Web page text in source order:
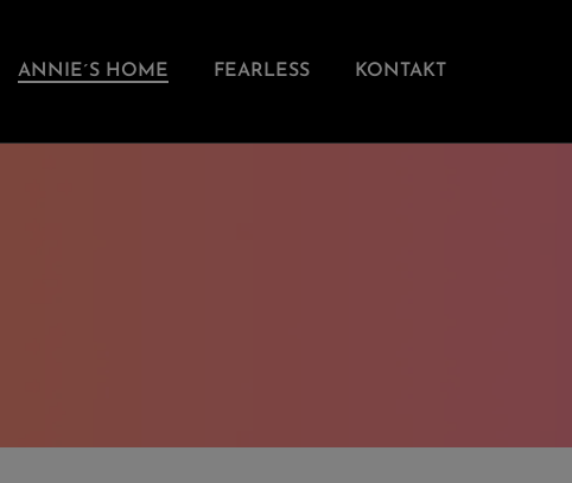
ANNIE´S HOME FEARLESS KONTAKT